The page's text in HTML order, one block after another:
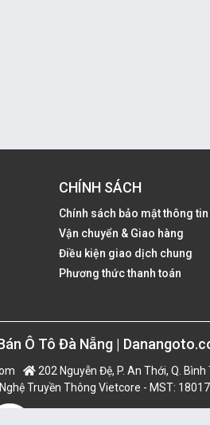
CHÍNH SÁCH
Chính sách bảo mật thông tin
Vận chuyển & Giao hàng
Điều kiện giao dịch chung
Phương thức thanh toán
Ô Tô Đà Nẵng |
202 Nguyễn Đệ, P. An Thới, Q. Bình
Truyền Thông Vietcore - MST: